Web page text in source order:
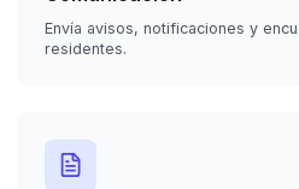
Envía avisos, notificaciones y
residentes.